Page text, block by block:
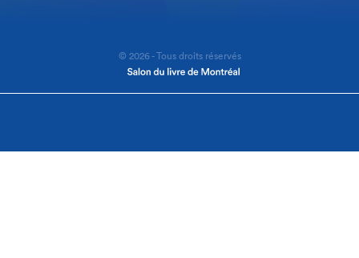
© 2026 - Tous droits réservés